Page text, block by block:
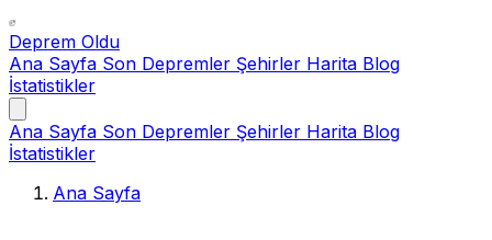
Deprem Oldu
Ana Sayfa Son Depremler Şehirler Harita Blog
İstatistikler
Ana Sayfa Son Depremler Şehirler Harita Blog
İstatistikler
Ana Sayfa